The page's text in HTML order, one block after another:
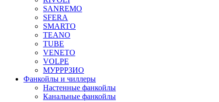
SANREMO
SFERA
SMARTO
TEANO
TUBE
VENETO
VOLPE
МУРРРЗИО
Фанкойлы и чиллеры
Настенные фанкойлы
Канальные фанкойлы